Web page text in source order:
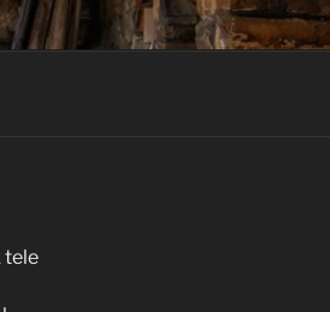
tele